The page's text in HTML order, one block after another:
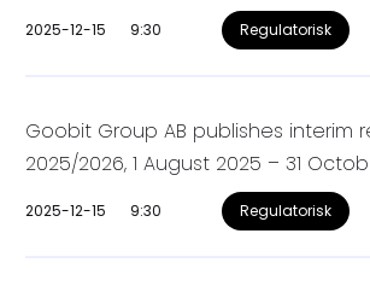
2025-12-15 9:30 Regulatorisk
Goobit Group AB publishes interim
2025/2026, 1 August 2025 – 31
2025-12-15 9:30 Regulatorisk